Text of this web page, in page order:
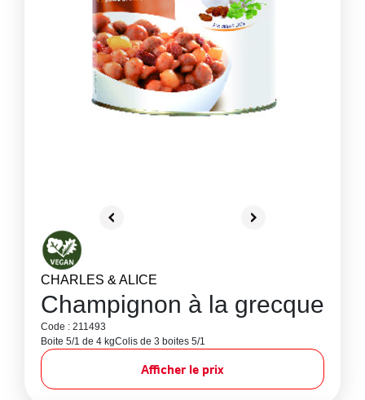
CHARLES & ALICE
Champignon à la grecque
Code : 211493
Boite 5/1 de 4 kgColis de 3 boites 5/1
Afficher le prix